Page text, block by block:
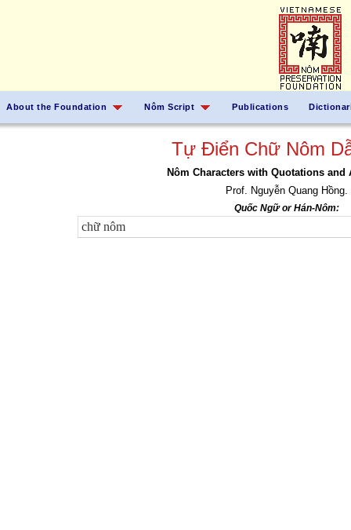
About the Foundation Nôm Script Publications
Tự Điển Chữ Nôm
Nôm Characters with Quotations and
Prof. Nguyễn Quang Hồng.
Quốc Ngữ or Hán-Nôm: